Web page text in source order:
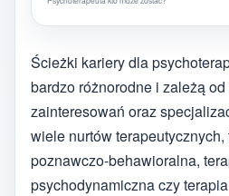
Ścieżki kariery dla
bardzo różnorodne i zależą
zainteresowań oraz
wiele nurtów
poznawczo-behawioralna,
psychodynamiczna czy